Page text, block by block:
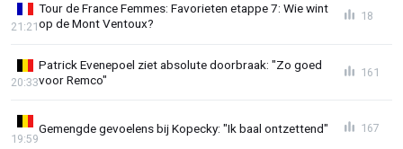
Tour de France Femmes: Favorieten etappe 7: Wie wint
op de Mont Ventoux?
21:21
18
Patrick Evenepoel ziet absolute doorbraak: "Zo goed
voor Remco"
20:33
161
Gemengde gevoelens bij Kopecky: "Ik baal ontzettend"
19:59
167